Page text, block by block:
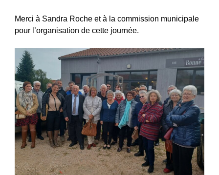
Merci à Sandra Roche et à la commission municipale
pour l’organisation de cette journée.